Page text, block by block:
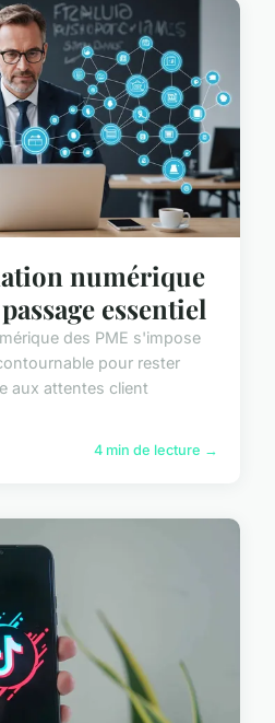
numérique
essentiel
des PME s'impose
pour rester
aux attentes client
4 min de lecture →